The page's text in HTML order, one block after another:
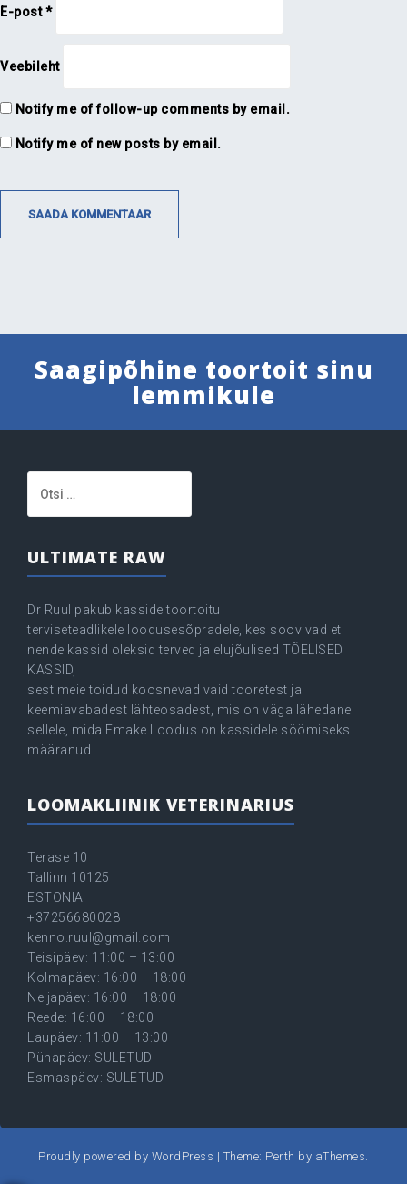
E-post*
Veebileht
Notify me of follow-up comments by email.
Notify me of new posts by email.
Saagipõhine toortoit sinu
lemmikule
ULTIMATE RAW
Dr Ruul pakub kasside toortoitu
terviseteadlikele loodusesõpradele, kes soovivad et
nende kassid oleksid terved ja elujõulised TÕELISED
KASSID,
sest meie toidud koosnevad vaid tooretest ja
keemiavabadest lähteosadest, mis on väga lähedane
sellele, mida Emake Loodus on kassidele söömiseks
määranud.
LOOMAKLIINIK VETERINARIUS
Terase 10
Tallinn 10125
ESTONIA
+37256680028
kenno.ruul@gmail.com
Teisipäev: 11:00 – 13:00
Kolmapäev: 16:00 – 18:00
Neljapäev: 16:00 – 18:00
Reede: 16:00 – 18:00
Laupäev: 11:00 – 13:00
Pühapäev: SULETUD
Esmaspäev: SULETUD
Proudly powered by WordPress | Theme: Perth by aThemes.